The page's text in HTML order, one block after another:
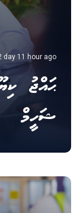
day 11 hour ago
ޙައްޖު
ޝަހީމް